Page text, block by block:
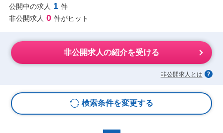
公開中の求人 1 件
非公開求人 0 件がヒット
非公開求人の紹介を受ける
非公開求人とは
検索条件を変更する